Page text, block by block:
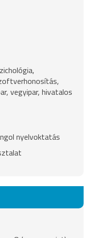
vegyipar, hivatalos
nyelvoktatás